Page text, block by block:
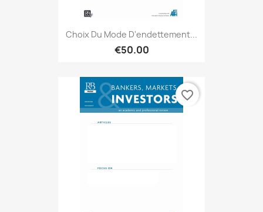
Choix Du Mode D'endettement...
€50.00
favorite_border